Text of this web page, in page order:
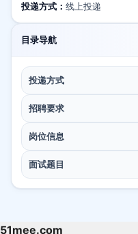
投递方式： 线上投递
目录导航
投递方式
招聘要求
岗位信息
面试题目
51mee.com